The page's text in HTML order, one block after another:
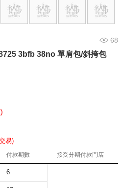
68
3bfb 38no 單肩包/斜挎包
易)
付款期數 接受分期付款門店
6